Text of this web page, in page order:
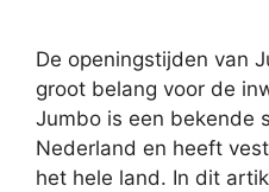
De openingstijden van
groot belang voor de
Jumbo is een bekende
Nederland en heeft
het hele land. In dit